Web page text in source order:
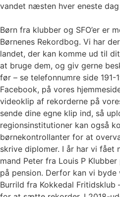
vandet næsten hver eneste
Børn fra klubber og SFO’er er
Børnenes Rekordbog. Vi har
landet, der kan komme ud til
at bruge dem, og giv gerne
før – se telefonnumre side 191-
Facebook, på vores
videoklip af rekorderne på
sende dine egne klip ind, så
regionsinstitutioner kan også
børnekontrollanter for at
skrive diplomer. I år har vi fået
mand Peter fra Louis P
på pension. Derfor kan vi byde
Burrild fra Kokkedal Fritidsklub